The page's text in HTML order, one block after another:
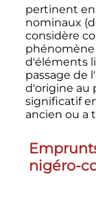
pertinent
nominaux
considère
d'éléments
passage de
d'origine au
significatif
ancien ou a
nigéro-